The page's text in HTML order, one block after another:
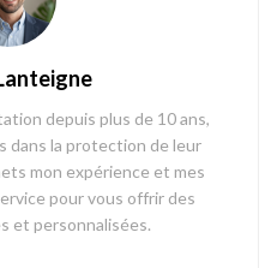
depuis plus de 10 ans,
dans la protection de leur
mon expérience et mes
pour vous offrir des
et personnalisées.